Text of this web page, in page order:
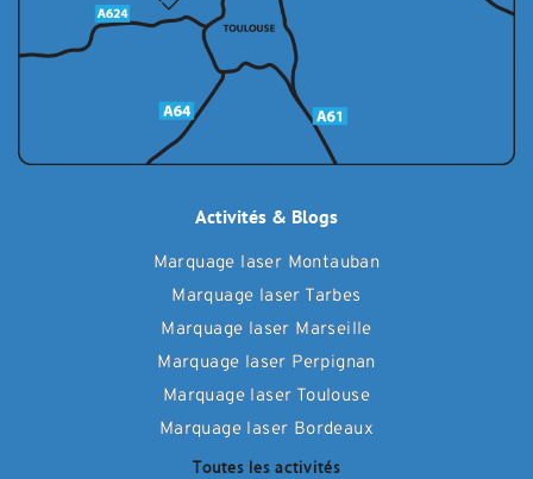
Activités & Blogs
Marquage laser Montauban
Marquage laser Tarbes
Marquage laser Marseille
Marquage laser Perpignan
Marquage laser Toulouse
Marquage laser Bordeaux
Toutes les activités